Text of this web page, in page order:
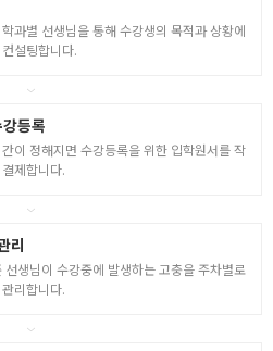
상 구도 이해
및 숙지
지 제작
용
)
만의 색감을 갖는 4가지 방법
과별 선생님을 통해 수강생의 목적과 상황에
설팅합니다.
등록
이 정해지면 수강등록을 위한 입학원서를 작
제합니다.
리
선생님이 수강중에 발생하는 고충을 주차별로
리합니다.